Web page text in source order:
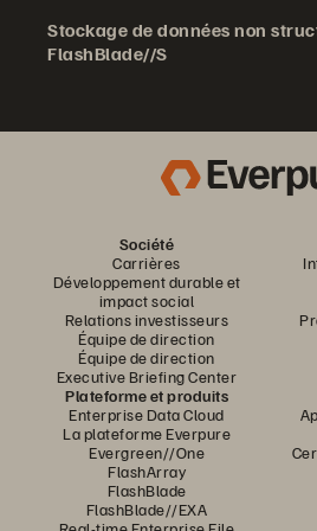
Stockage de données non
FlashBlade//S
Société
Carrières
Développement durable et
impact social
Relations investisseurs
Équipe de direction
Équipe de direction
Executive Briefing Center
Plateforme et produits
Enterprise Data Cloud
La plateforme Everpure
Evergreen//One
FlashArray
FlashBlade
FlashBlade//EXA